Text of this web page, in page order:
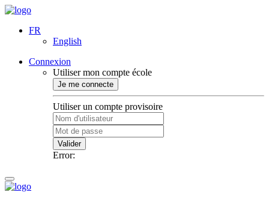
FR
English
Connexion
Utiliser mon compte école
Je me connecte
Utiliser un compte provisoire
Valider
Error: